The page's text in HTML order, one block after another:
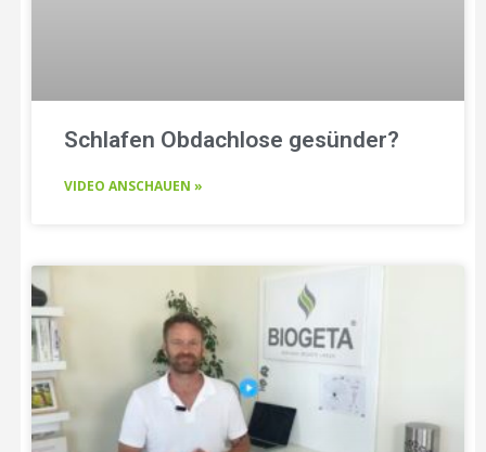
Schlafen Obdachlose gesünder?
VIDEO ANSCHAUEN »